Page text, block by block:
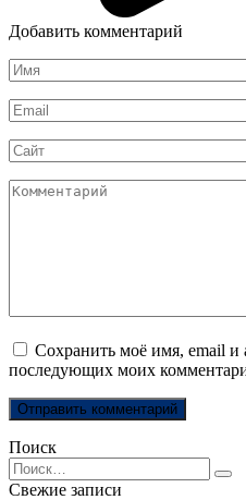
Добавить комментарий
Имя
*
Email
*
Сайт
Комментарий
Сохранить моё имя, email и
последующих моих
Поиск
Search
for:
Свежие записи